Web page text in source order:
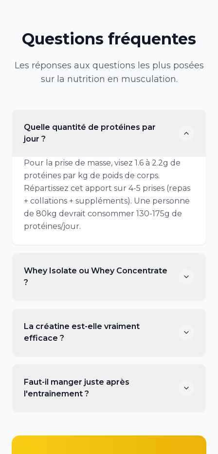
Questions fréquentes
Les réponses aux questions les plus posées
sur la nutrition en musculation.
Quelle quantité de protéines par
jour ?
Pour la prise de masse, visez 1.6 à 2.2g de
protéines par kg de poids de corps.
Répartissez cet apport sur 4-5 prises (repas
+ collations + suppléments). Une personne
de 80kg devrait consommer 130-175g de
protéines/jour.
Whey Isolate ou Whey Concentrate
?
La créatine est-elle vraiment
efficace ?
Faut-il manger juste après
l'entraînement ?